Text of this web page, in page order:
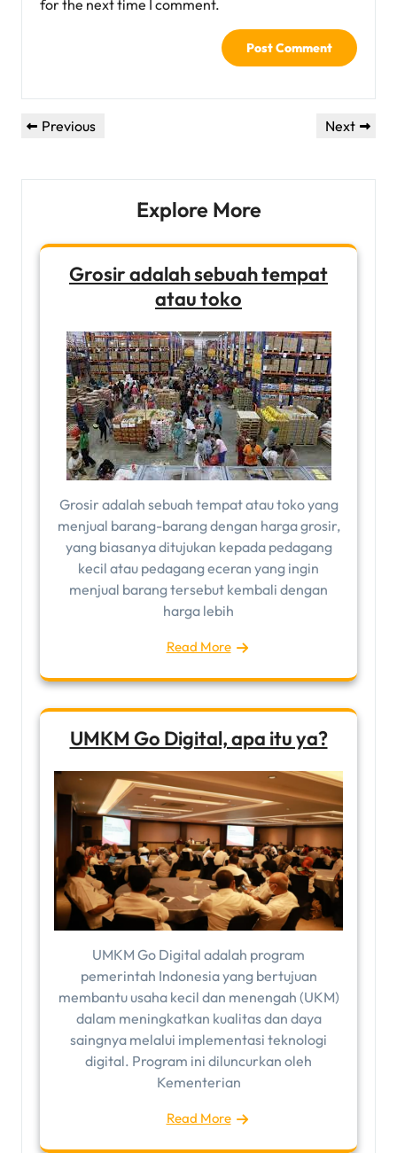
for the next time I comment.
Post
Previous
Previous
Next
Next
Explore More
Grosir adalah sebuah tempat
atau toko
Grosir adalah sebuah tempat atau toko yang
menjual barang-barang dengan harga grosir,
yang biasanya ditujukan kepada pedagang
kecil atau pedagang eceran yang ingin
menjual barang tersebut kembali dengan
harga lebih
Read More
UMKM Go Digital, apa itu ya?
UMKM Go Digital adalah program
pemerintah Indonesia yang bertujuan
membantu usaha kecil dan menengah (UKM)
dalam meningkatkan kualitas dan daya
saingnya melalui implementasi teknologi
digital. Program ini diluncurkan oleh
Kementerian
Read More